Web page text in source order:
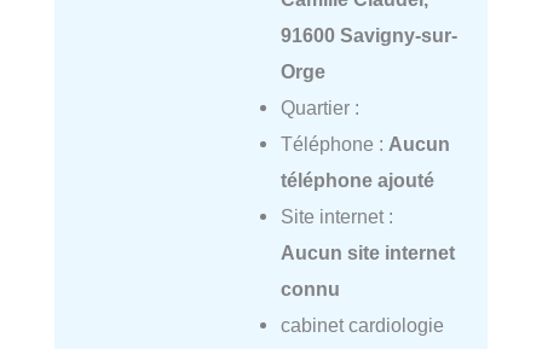
91600 Savigny-sur-
Orge
Quartier :
Téléphone : Aucun
téléphone ajouté
Site internet :
Aucun site internet
connu
cabinet cardiologie